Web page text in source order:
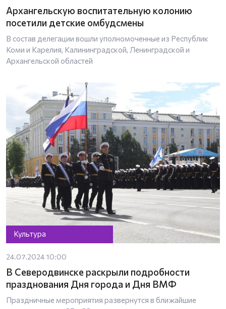
Архангельскую воспитательную колонию
посетили детские омбудсмены
В состав делегации вошли уполномоченные из Республик
Коми и Карелия, Калининградской, Ленинградской и
Архангельской областей
Культура
24.07.2024 10:00
В Северодвинске раскрыли подробности
празднования Дня города и Дня ВМФ
Праздничные мероприятия развернутся в ближайшие